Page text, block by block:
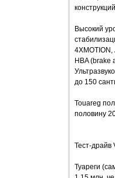
Высокий
HBA (brake
до 150
Touareg
половину
Тест-драйв
Туареги